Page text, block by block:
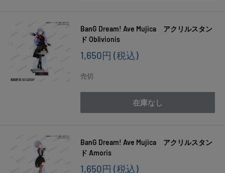
BanG Dream! Ave Mujica アクリルスタン
ド Oblivionis
販
価
格
1,650円 (税込)
売切
在庫なし
BanG Dream! Ave Mujica アクリルスタン
ド Amoris
販
1,650円 (税込)